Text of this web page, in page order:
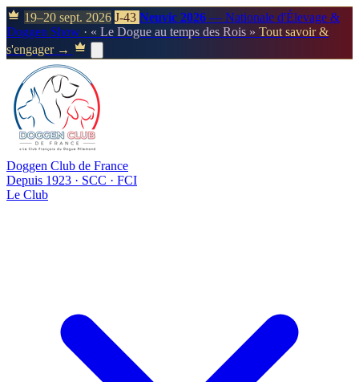
19–20 sept. 2026 J-43 Neuvic 2026 — Nationale d'Élevage &
Doggen Show · « Le Dogue au temps des Rois » Tout savoir &
s'engager →
Doggen Club de France
Depuis 1923 · SCC · FCI
Le Club